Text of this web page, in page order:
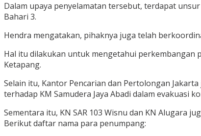
Dalam upaya penyelamatan tersebut, terdapat
Bahari 3.
Hendra mengatakan, pihaknya juga telah
Hal itu dilakukan untuk mengetahui perkembangan
Ketapang.
Selain itu, Kantor Pencarian dan Pertolongan
terhadap KM Samudera Jaya Abadi dalam evakuasi
Sementara itu, KN SAR 103 Wisnu dan KN Alugara
Berikut daftar nama para penumpang: